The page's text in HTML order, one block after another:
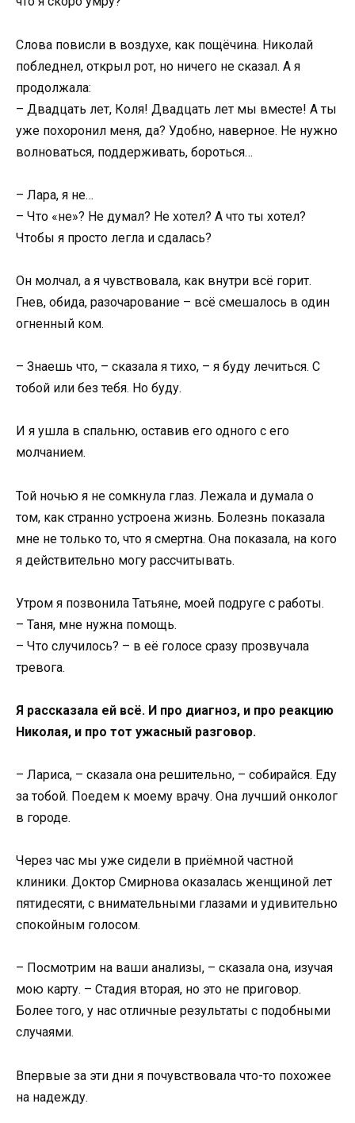
Слова повисли в воздухе, как пощёчина. Николай
побледнел, открыл рот, но ничего не сказал. А я
продолжала:
– Двадцать лет, Коля! Двадцать лет мы вместе! А ты
уже похоронил меня, да? Удобно, наверное. Не нужно
волноваться, поддерживать, бороться…
– Лара, я не…
– Что «не»? Не думал? Не хотел? А что ты хотел?
Чтобы я просто легла и сдалась?
Он молчал, а я чувствовала, как внутри всё горит.
Гнев, обида, разочарование – всё смешалось в один
огненный ком.
– Знаешь что, – сказала я тихо, – я буду лечиться. С
тобой или без тебя. Но буду.
И я ушла в спальню, оставив его одного с его
молчанием.
Той ночью я не сомкнула глаз. Лежала и думала о
том, как странно устроена жизнь. Болезнь показала
мне не только то, что я смертна. Она показала, на кого
я действительно могу рассчитывать.
Утром я позвонила Татьяне, моей подруге с работы.
– Таня, мне нужна помощь.
– Что случилось? – в её голосе сразу прозвучала
тревога.
Я рассказала ей всё. И про диагноз, и про реакцию
Николая, и про тот ужасный разговор.
– Лариса, – сказала она решительно, – собирайся. Еду
за тобой. Поедем к моему врачу. Она лучший онколог
в городе.
Через час мы уже сидели в приёмной частной
клиники. Доктор Смирнова оказалась женщиной лет
пятидесяти, с внимательными глазами и удивительно
спокойным голосом.
– Посмотрим на ваши анализы, – сказала она, изучая
мою карту. – Стадия вторая, но это не приговор.
Более того, у нас отличные результаты с подобными
случаями.
Впервые за эти дни я почувствовала что-то похожее
на надежду.